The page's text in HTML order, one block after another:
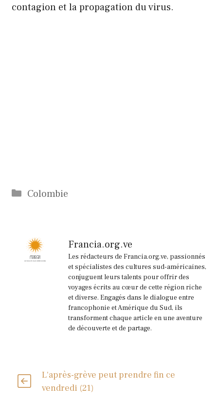
contagion et la propagation du virus.
Catégories
Colombie
Francia.org.ve
Les rédacteurs de Francia.org.ve, passionnés
et spécialistes des cultures sud-américaines,
conjuguent leurs talents pour offrir des
voyages écrits au cœur de cette région riche
et diverse. Engagés dans le dialogue entre
francophonie et Amérique du Sud, ils
transforment chaque article en une aventure
de découverte et de partage.
L'après-grève peut prendre fin ce
vendredi (21)